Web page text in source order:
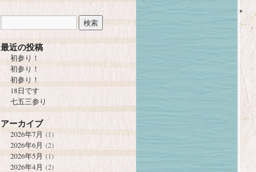
最近の投稿
初参り！
初参り！
初参り！
18日です
七五三参り
アーカイブ
2026年7月 (1)
2026年6月 (2)
2026年5月 (1)
2026年4月 (2)